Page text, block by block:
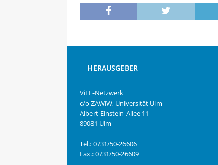
HERAUSGEBER
ViLE-Netzwerk
c/o ZAWiW, Universität Ulm
Albert-Einstein-Allee 11
89081 Ulm
Tel.: 0731/50-26606
Fax.: 0731/50-26609